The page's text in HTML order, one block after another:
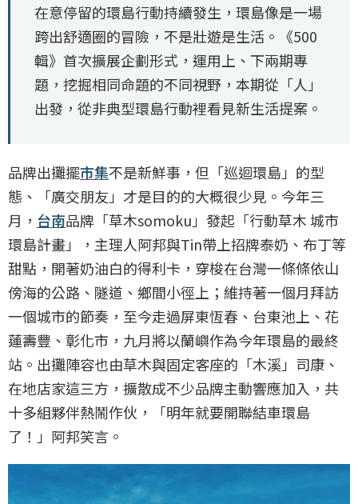
在意停留的環島行動持續發生，環島像是一場
跨出舒適圈的冒險，不是壯遊是生活。《500
輯》首次擴展企劃形式，運用上、下兩期專
題，挖掘相同命題的不同視野，本期從「人」
出發，從非典型環島行動裡看見新生活提案。
品牌出攤擺市集不是新鮮事，但「巡迴環島」的型
態、「廣交朋友」才是目的的大概很少見。今年三
月， 台南品牌「草木somoku」發起「行動草木 城市
環島計畫」，主理人阿邦與Tin帶上招牌泰奶、布丁等
甜點，開著奶油白的得利卡，穿梭在台灣一條條依山
傍海的公路、隧道、鄉間小徑上；維持著一個月拜訪
一個城市的節奏，至今走過屏東恆春、台東池上、花
蓮壽豐、彰化市，九月將以蘭嶼作為今年環島的最終
站。出攤陣容也由草木與固定客座的「木溪」司康、
在地店家這三方，擴散成不少品牌主動響應加入，共
十多組夥伴熱鬧作伙，「明年就要開聯結車環島
了！」阿邦笑言。